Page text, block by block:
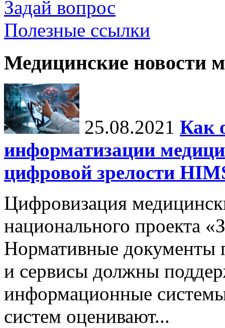
Задай вопрос
Полезные ссылки
Медицинские новости
25.08.2021 Как
информатизации
цифровой зрелости
Цифровизация
национального проекта
Нормативные документы
и сервисы должны
информационные
систем оценивают...